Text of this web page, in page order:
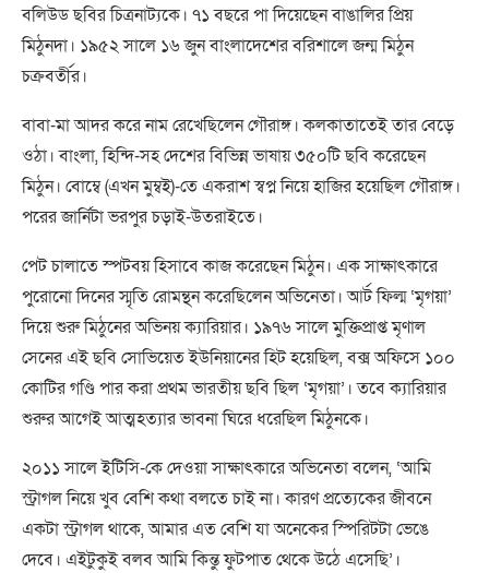
বলিউড ছবির চিত্রনাট্যকে। ৭১ বছরে পা দিয়েছেন বাঙালির প্রিয়
মিঠুনদা। ১৯৫২ সালে ১৬ জুন বাংলাদেশের বরিশালে জন্ম মিঠুন
চক্রবর্তীর।
বাবা-মা আদর করে নাম রেখেছিলেন গৌরাঙ্গ। কলকাতাতেই তার বেড়ে
ওঠা। বাংলা, হিন্দি-সহ দেশের বিভিন্ন ভাষায় ৩৫০টি ছবি করেছেন
মিঠুন। বোম্বে (এখন মুম্বই)-তে একরাশ স্বপ্ন নিয়ে হাজির হয়েছিল গৌরাঙ্গ।
পরের জার্নিটা ভরপুর চড়াই-উতরাইতে।
পেট চালাতে স্পটবয় হিসাবে কাজ করেছেন মিঠুন। এক সাক্ষাৎকারে
পুরোনো দিনের স্মৃতি রোমন্থন করেছিলেন অভিনেতা। আর্ট ফিল্ম ‘মৃগয়া’
দিয়ে শুরু মিঠুনের অভিনয় ক্যারিয়ার। ১৯৭৬ সালে মুক্তিপ্রাপ্ত মৃণাল
সেনের এই ছবি সোভিয়েত ইউনিয়ানের হিট হয়েছিল, বক্স অফিসে ১০০
কোটির গণ্ডি পার করা প্রথম ভারতীয় ছবি ছিল ‘মৃগয়া’। তবে ক্যারিয়ার
শুরুর আগেই আত্মহত্যার ভাবনা ঘিরে ধরেছিল মিঠুনকে।
২০১১ সালে ইটিসি-কে দেওয়া সাক্ষাৎকারে অভিনেতা বলেন, ‘আমি
স্ট্রাগল নিয়ে খুব বেশি কথা বলতে চাই না। কারণ প্রত্যেকের জীবনে
একটা স্ট্রাগল থাকে, আমার এত বেশি যা অনেকের স্পিরিটটা ভেঙে
দেবে। এইটুকুই বলব আমি কিন্তু ফুটপাত থেকে উঠে এসেছি’।